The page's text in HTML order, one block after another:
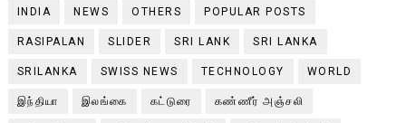
INDIA NEWS OTHERS POPULAR POSTS
RASIPALAN SLIDER SRI LANK SRI LANKA
SRILANKA SWISS NEWS TECHNOLOGY WORLD
இந்தியா இலங்கை கட்டுரை கண்ணீர் அஞ்சலி